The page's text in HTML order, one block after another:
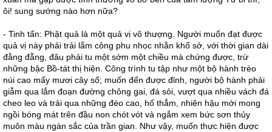
ôi! sung sướng nào hơn nữa?
- Tinh tấn: Phật quả là một quả vị vô thượng. Người muốn đạt được
quả vị này phải trải lắm công phu nhọc nhằn khổ sở, với thời gian dài
đằng đẵng, đâu phải tu một sớm một chiều mà chứng được, trừ
những bậc Bồ-tát thị hiện. Công trình tu tập như một bộ hành trèo
núi cao mấy mươi cây số; muốn đến được đỉnh, người bộ hành phải
giẫm qua lắm đoạn đường chông gai, đá sỏi, vượt qua nhiều vách đá
cheo leo và trải qua những đèo cao, hố thẳm, nhiên hậu mới mong
ngồi bóng mát trên đầu non chót vót và ngắm xem bức sơn thủy
muôn màu ngàn sắc của trần gian. Như vậy, muốn thực hiện được